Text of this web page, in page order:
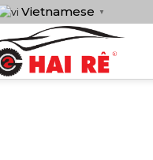
Vietnamese ▼